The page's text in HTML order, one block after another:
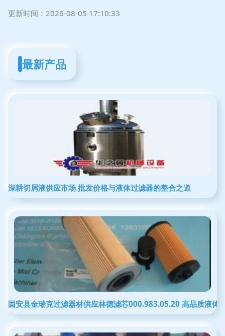
更新时间：2026-08-05 17:10:33
最新产品
深耕切屑液供应市场 批发价格与液体过滤器的整合之道
固安县金瑞克过滤器材供应林德滤芯000.983.05.20 高品质液体